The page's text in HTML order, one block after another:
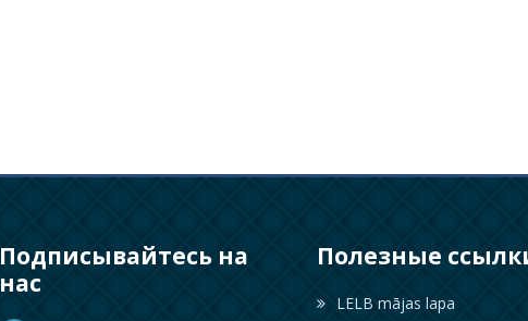
Подписывайтесь на
нас
Полезные
LELB mājas lapa